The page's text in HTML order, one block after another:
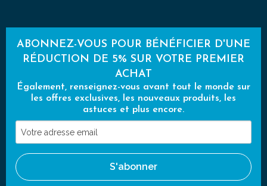
ABONNEZ-VOUS POUR BÉNÉFICIER D'UNE
RÉDUCTION DE 5% SUR VOTRE PREMIER
ACHAT
Également, renseignez-vous avant tout le monde sur
les offres exclusives, les nouveaux produits, les
astuces et plus encore.
Votre
adresse
email
S'abonner